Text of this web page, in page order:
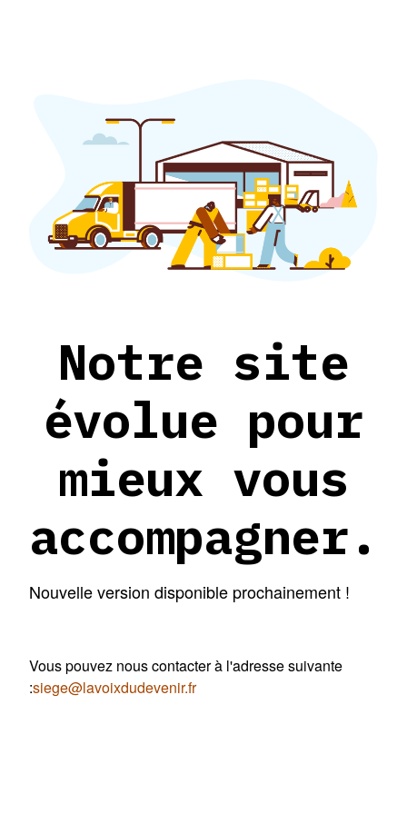
Notre site
évolue pour
mieux vous
accompagner.
Nouvelle version disponible prochainement !
Vous pouvez nous contacter à l'adresse suivante
:siege@lavoixdudevenir.fr